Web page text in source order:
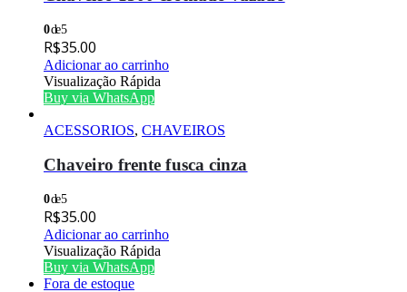
0de 5
R$35.00
Adicionar ao carrinho
Visualização Rápida
Buy via WhatsApp
ACESSORIOS, CHAVEIROS
Chaveiro frente fusca cinza
0de 5
R$35.00
Adicionar ao carrinho
Visualização Rápida
Buy via WhatsApp
Fora de estoque